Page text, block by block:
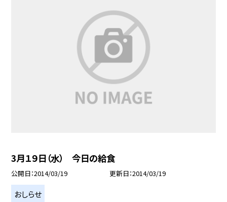
3月１９日（水） 今日の給食
公開日 2014/03/19 更新日 2014/03/19
おしらせ